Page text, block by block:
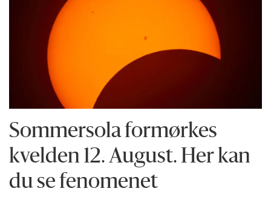
Sommersola formørkes
kvelden 12. August. Her kan
du se fenomenet